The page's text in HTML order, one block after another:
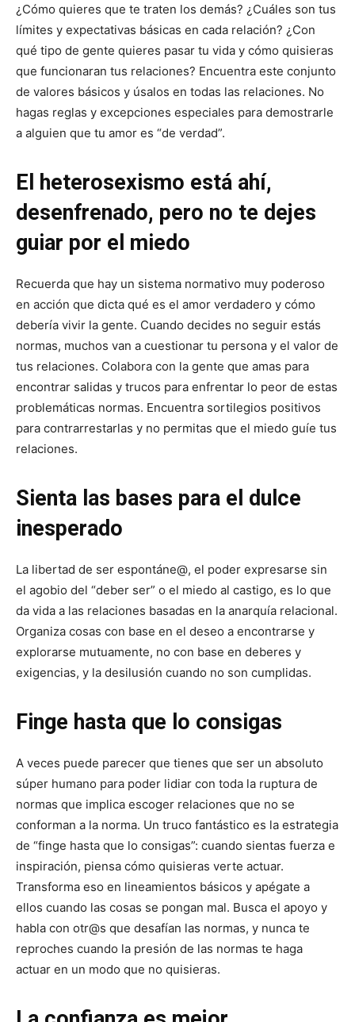
¿Cómo quieres que te traten los demás? ¿Cuáles son tus
límites y expectativas básicas en cada relación? ¿Con
qué tipo de gente quieres pasar tu vida y cómo quisieras
que funcionaran tus relaciones? Encuentra este conjunto
de valores básicos y úsalos en todas las relaciones. No
hagas reglas y excepciones especiales para demostrarle
a alguien que tu amor es “de verdad”.
El heterosexismo está ahí,
desenfrenado, pero no te dejes
guiar por el miedo
Recuerda que hay un sistema normativo muy poderoso
en acción que dicta qué es el amor verdadero y cómo
debería vivir la gente. Cuando decides no seguir estás
normas, muchos van a cuestionar tu persona y el valor de
tus relaciones. Colabora con la gente que amas para
encontrar salidas y trucos para enfrentar lo peor de estas
problemáticas normas. Encuentra sortilegios positivos
para contrarrestarlas y no permitas que el miedo guíe tus
relaciones.
Sienta las bases para el dulce
inesperado
La libertad de ser espontáne@, el poder expresarse sin
el agobio del “deber ser” o el miedo al castigo, es lo que
da vida a las relaciones basadas en la anarquía relacional.
Organiza cosas con base en el deseo a encontrarse y
explorarse mutuamente, no con base en deberes y
exigencias, y la desilusión cuando no son cumplidas.
Finge hasta que lo consigas
A veces puede parecer que tienes que ser un absoluto
súper humano para poder lidiar con toda la ruptura de
normas que implica escoger relaciones que no se
conforman a la norma. Un truco fantástico es la estrategia
de “finge hasta que lo consigas”: cuando sientas fuerza e
inspiración, piensa cómo quisieras verte actuar.
Transforma eso en lineamientos básicos y apégate a
ellos cuando las cosas se pongan mal. Busca el apoyo y
habla con otr@s que desafían las normas, y nunca te
reproches cuando la presión de las normas te haga
actuar en un modo que no quisieras.